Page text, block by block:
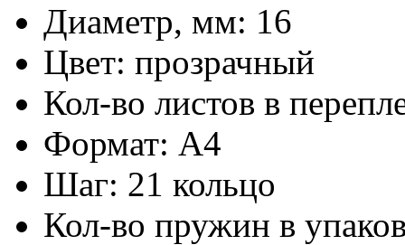
Диаметр, мм: 16
Цвет: прозрачный
Кол-во листов в
Формат: А4
Шаг: 21 кольцо
Кол-во пружин в